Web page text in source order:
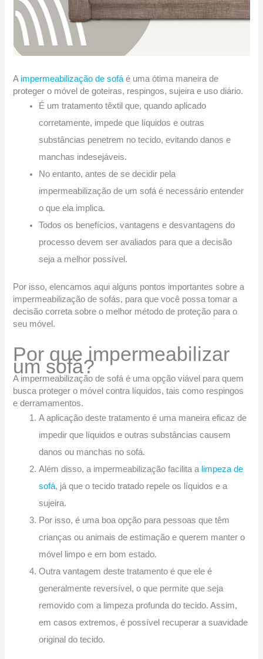
Aimpermeabilização de sofá é uma ótima maneira de
proteger o móvel de goteiras, respingos, sujeira e uso diário.
É um tratamento têxtil que, quando aplicado
corretamente, impede que líquidos e outras
substâncias penetrem no tecido, evitando danos e
manchas indesejáveis.
No entanto, antes de se decidir pela
impermeabilização de um sofá é necessário entender
o que ela implica.
Todos os benefícios, vantagens e desvantagens do
processo devem ser avaliados para que a decisão
seja a melhor possível.
Por isso, elencamos aqui alguns pontos importantes sobre a
impermeabilização de sofás, para que você possa tomar a
decisão correta sobre o melhor método de proteção para o
seu móvel.
Por que impermeabilizar
um sofá?
A impermeabilização de sofá é uma opção viável para quem
busca proteger o móvel contra líquidos, tais como respingos
e derramamentos.
A aplicação deste tratamento é uma maneira eficaz de
impedir que líquidos e outras substâncias causem
danos ou manchas no sofá.
Além disso, a impermeabilização facilita a limpeza de
sofá, já que o tecido tratado repele os líquidos e a
sujeira.
Por isso, é uma boa opção para pessoas que têm
crianças ou animais de estimação e querem manter o
móvel limpo e em bom estado.
Outra vantagem deste tratamento é que ele é
generalmente reversível, o que permite que seja
removido com a limpeza profunda do tecido. Assim,
em casos extremos, é possível recuperar a suavidade
original do tecido.